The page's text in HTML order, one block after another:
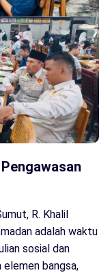
R. Khalil
adalah waktu
sosial dan
bangsa,